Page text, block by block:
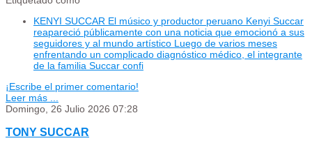
KENYI SUCCAR El músico y productor peruano Kenyi Succar
reapareció públicamente con una noticia que emocionó a sus
seguidores y al mundo artístico Luego de varios meses
enfrentando un complicado diagnóstico médico, el integrante
de la familia Succar confi
¡Escribe el primer comentario!
Leer más ...
Domingo, 26 Julio 2026 07:28
TONY SUCCAR